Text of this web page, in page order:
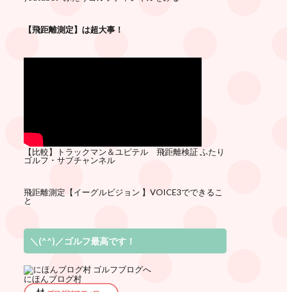
【飛距離測定】は超大事！
【比較】トラックマン＆ユピテル 飛距離検証ふたり
ゴルフ・サブチャンネル
飛距離測定 【イーグルビジョン 】VOICE3でできるこ
と
＼(^^)／ゴルフ最高です！
にほんブログ村